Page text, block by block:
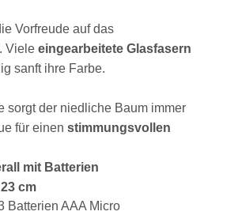
Vorfreude auf das
Viele eingearbeitete Glasfasern
sanft ihre Farbe.
sorgt der niedliche Baum immer
für einen stimmungsvollen
mit Batterien
cm
Batterien AAA Micro